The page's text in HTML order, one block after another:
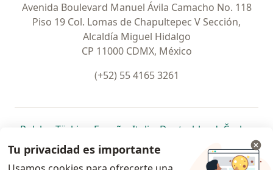
Avenida Boulevard Manuel Ávila Camacho No. 118
Piso 19 Col. Lomas de Chapultepec V Sección,
Alcaldía Miguel Hidalgo
CP 11000 CDMX, México
(+52) 55 4165 3261
Polska se abre en una nueva pestaña
Türkiye se abre en una nueva pestaña
España se abre en una nueva pestaña
Italia se abre en una nueva
Deutschlandse abre en
Česko
Portugal
se abre en una nueva pestaña
México se abre en una nueva pestaña
Chile se abre en una nueva pestaña
Brasil se abre en una nueva
se abre en
se
se abre en una nueva
Tu privacidad es importante